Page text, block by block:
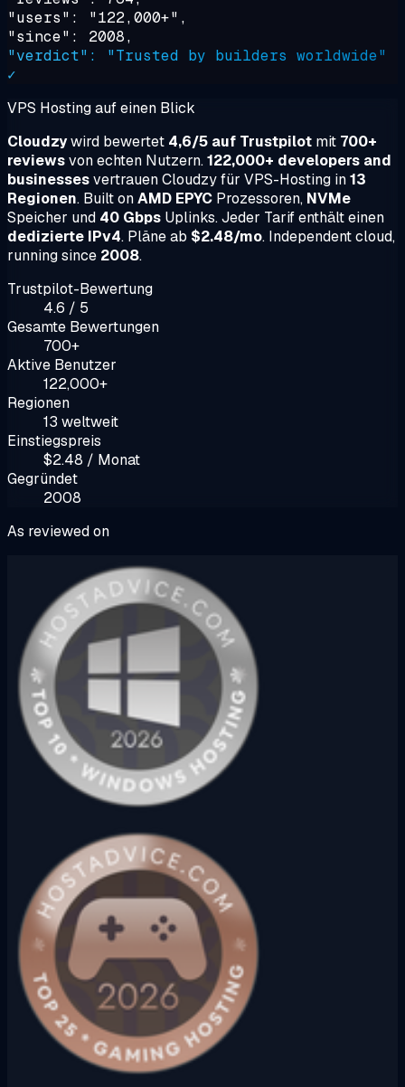
"users": "122,000+",
"since": 2008,
"verdict": "Trusted by builders worldwide"
✓
VPS Hosting auf einen Blick
Cloudzywird bewertet 4,6/5 auf Trustpilot mit 700+
reviewsvon echten Nutzern.122,000+ developers and
businessesvertrauen Cloudzy für VPS-Hosting in13
Regionen. Built onAMD EPYC Prozessoren, NVMe
Speicher und 40 Gbps Uplinks. Jeder Tarif enthält einen
dedizierte IPv4. Pläne ab $2.48/mo. Independent cloud,
running since 2008.
Trustpilot-Bewertung
4.6 / 5
Gesamte Bewertungen
700+
Aktive Benutzer
122,000+
Regionen
13 weltweit
Einstiegspreis
$2.48 / Monat
Gegründet
2008
As reviewed on